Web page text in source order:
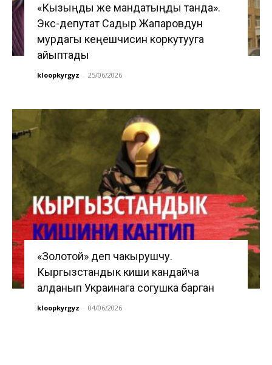
«Кызыңды же мандатыңды танда».
Экс-депутат Садыр Жапаровдун
мурдагы кеңешчисин коркутууга
айыптады
kloopkyrgyz - 25/06/2026
«Золотой» деп чакырушчу.
Кыргызстандык киши кандайча
алданып Украинага согушка барган
kloopkyrgyz - 04/06/2026